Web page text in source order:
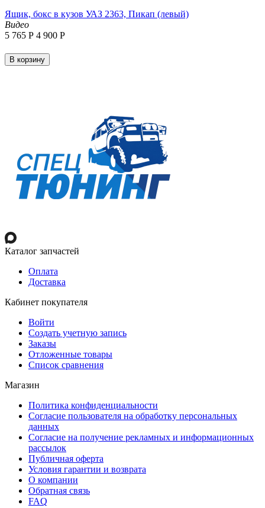
Ящик, бокс в кузов УАЗ 2363, Пикап (левый)
Видео
5 765 Р 4 900 Р
В корзину
Каталог запчастей
Оплата
Доставка
Кабинет покупателя
Войти
Создать учетную запись
Заказы
Отложенные товары
Список сравнения
Магазин
Политика конфиденциальности
Согласие пользователя на обработку персональных
данных
Согласие на получение рекламных и информационных
рассылок
Публичная оферта
Условия гарантии и возврата
О компании
Обратная связь
FAQ